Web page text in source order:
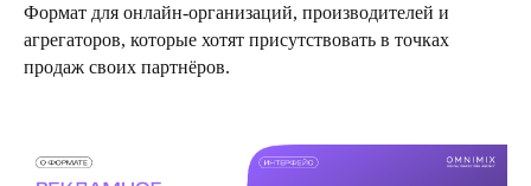
Формат для онлайн-организаций, производителей и
агрегаторов, которые хотят присутствовать в точках
продаж своих партнёров.